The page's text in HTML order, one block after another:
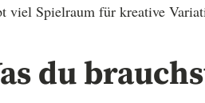
viel Spielraum für kreative
du